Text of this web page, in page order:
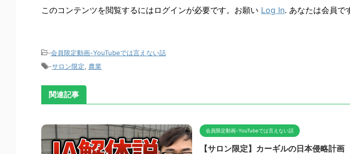
このコンテンツを閲覧するにはログインが必要です。お願い Log In. あなたは会員で
-会員限定動画-YouTubeでは言えない話
-サロン限定 農業
関連記事
会員限定動画-YouTubeでは言えない話
【サロン限定】カーギルの日本侵略計画